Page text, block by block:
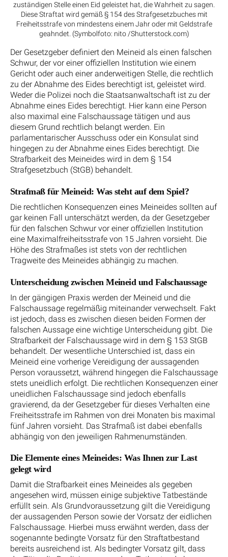
zuständigen Stelle einen Eid geleistet hat, die Wahrheit zu sagen.
Diese Straftat wird gemäß § 154 des Strafgesetzbuches mit
Freiheitsstrafe von mindestens einem Jahr oder mit Geldstrafe
geahndet. (Symbolfoto: nito /Shutterstock.com)
Der Gesetzgeber definiert den Meineid als einen falschen
Schwur, der vor einer offiziellen Institution wie einem
Gericht oder auch einer anderweitigen Stelle, die rechtlich
zu der Abnahme des Eides berechtigt ist, geleistet wird.
Weder die Polizei noch die Staatsanwaltschaft ist zu der
Abnahme eines Eides berechtigt. Hier kann eine Person
also maximal eine Falschaussage tätigen und aus
diesem Grund rechtlich belangt werden. Ein
parlamentarischer Ausschuss oder ein Konsulat sind
hingegen zu der Abnahme eines Eides berechtigt. Die
Strafbarkeit des Meineides wird in dem § 154
Strafgesetzbuch (StGB) behandelt.
Strafmaß für Meineid: Was steht auf dem Spiel?
Die rechtlichen Konsequenzen eines Meineides sollten auf
gar keinen Fall unterschätzt werden, da der Gesetzgeber
für den falschen Schwur vor einer offiziellen Institution
eine Maximalfreiheitsstrafe von 15 Jahren vorsieht. Die
Höhe des Strafmaßes ist stets von der rechtlichen
Tragweite des Meineides abhängig zu machen.
Unterscheidung zwischen Meineid und Falschaussage
In der gängigen Praxis werden der Meineid und die
Falschaussage regelmäßig miteinander verwechselt. Fakt
ist jedoch, dass es zwischen diesen beiden Formen der
falschen Aussage eine wichtige Unterscheidung gibt. Die
Strafbarkeit der Falschaussage wird in dem § 153 StGB
behandelt. Der wesentliche Unterschied ist, dass ein
Meineid eine vorherige Vereidigung der aussagenden
Person voraussetzt, während hingegen die Falschaussage
stets uneidlich erfolgt. Die rechtlichen Konsequenzen einer
uneidlichen Falschaussage sind jedoch ebenfalls
gravierend, da der Gesetzgeber für dieses Verhalten eine
Freiheitsstrafe im Rahmen von drei Monaten bis maximal
fünf Jahren vorsieht. Das Strafmaß ist dabei ebenfalls
abhängig von den jeweiligen Rahmenumständen.
Die Elemente eines Meineides: Was Ihnen zur Last
gelegt wird
Damit die Strafbarkeit eines Meineides als gegeben
angesehen wird, müssen einige subjektive Tatbestände
erfüllt sein. Als Grundvoraussetzung gilt die Vereidigung
der aussagenden Person sowie der Vorsatz der eidlichen
Falschaussage. Hierbei muss erwähnt werden, dass der
sogenannte bedingte Vorsatz für den Straftatbestand
bereits ausreichend ist. Als bedingter Vorsatz gilt, dass